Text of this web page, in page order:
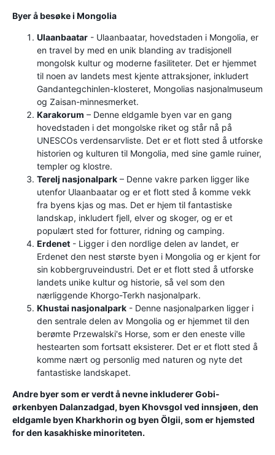
Byer å besøke i Mongolia
Ulaanbaatar - Ulaanbaatar, hovedstaden i Mongolia, er
en travel by med en unik blanding av tradisjonell
mongolsk kultur og moderne fasiliteter. Det er hjemmet
til noen av landets mest kjente attraksjoner, inkludert
Gandantegchinlen-klosteret, Mongolias nasjonalmuseum
og Zaisan-minnesmerket.
Karakorum – Denne eldgamle byen var en gang
hovedstaden i det mongolske riket og står nå på
UNESCOs verdensarvliste. Det er et flott sted å utforske
historien og kulturen til Mongolia, med sine gamle ruiner,
templer og klostre.
Terelj nasjonalpark – Denne vakre parken ligger like
utenfor Ulaanbaatar og er et flott sted å komme vekk
fra byens kjas og mas. Det er hjem til fantastiske
landskap, inkludert fjell, elver og skoger, og er et
populært sted for fotturer, ridning og camping.
Erdenet - Ligger i den nordlige delen av landet, er
Erdenet den nest største byen i Mongolia og er kjent for
sin kobbergruveindustri. Det er et flott sted å utforske
landets unike kultur og historie, så vel som den
nærliggende Khorgo-Terkh nasjonalpark.
Khustai nasjonalpark - Denne nasjonalparken ligger i
den sentrale delen av Mongolia og er hjemmet til den
berømte Przewalski's Horse, som er den eneste ville
hestearten som fortsatt eksisterer. Det er et flott sted å
komme nært og personlig med naturen og nyte det
fantastiske landskapet.
Andre byer som er verdt å nevne inkluderer Gobi-
ørkenbyen Dalanzadgad, byen Khovsgol ved innsjøen, den
eldgamle byen Kharkhorin og byen Ölgii, som er hjemsted
for den kasakhiske minoriteten.